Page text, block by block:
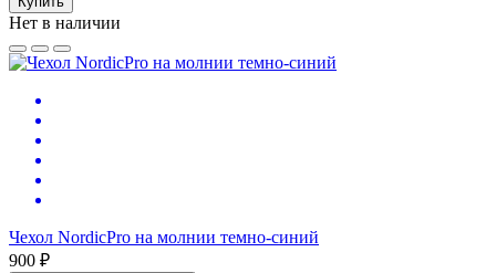
Нет в наличии
Чехол NordicPro на молнии темно-синий
900 ₽